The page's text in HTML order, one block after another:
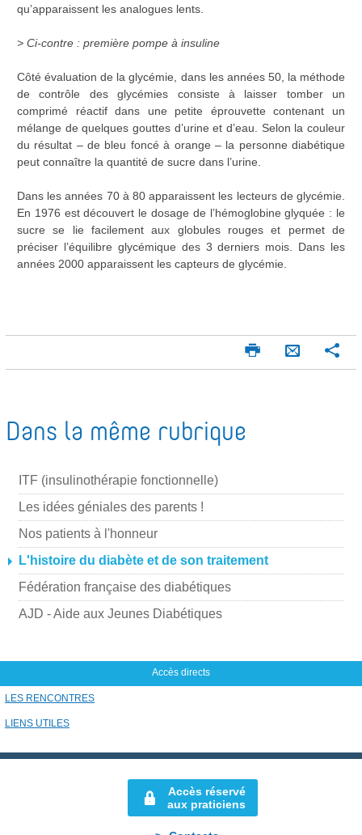
qu’apparaissent les analogues lents.
> Ci-contre : première pompe à insuline
Côté évaluation de la glycémie, dans les années 50, la méthode
de contrôle des glycémies consiste à laisser tomber un
comprimé réactif dans une petite éprouvette contenant un
mélange de quelques gouttes d’urine et d’eau. Selon la couleur
du résultat – de bleu foncé à orange – la personne diabétique
peut connaître la quantité de sucre dans l’urine.
Dans les années 70 à 80 apparaissent les lecteurs de glycémie.
En 1976 est découvert le dosage de l’hémoglobine glyquée : le
sucre se lie facilement aux globules rouges et permet de
préciser l’équilibre glycémique des 3 derniers mois. Dans les
années 2000 apparaissent les capteurs de glycémie.
I
m
E
n
r
m
a
Dans la même rubrique
ITF (insulinothérapie fonctionnelle)
Les idées géniales des parents !
Nos patients à l'honneur
L'histoire du diabète et de son traitement
Fédération française des diabétiques
AJD - Aide aux Jeunes Diabétiques
Accès directs
LES RENCONTRES
LIENS UTILES
Accès réservé
aux praticiens